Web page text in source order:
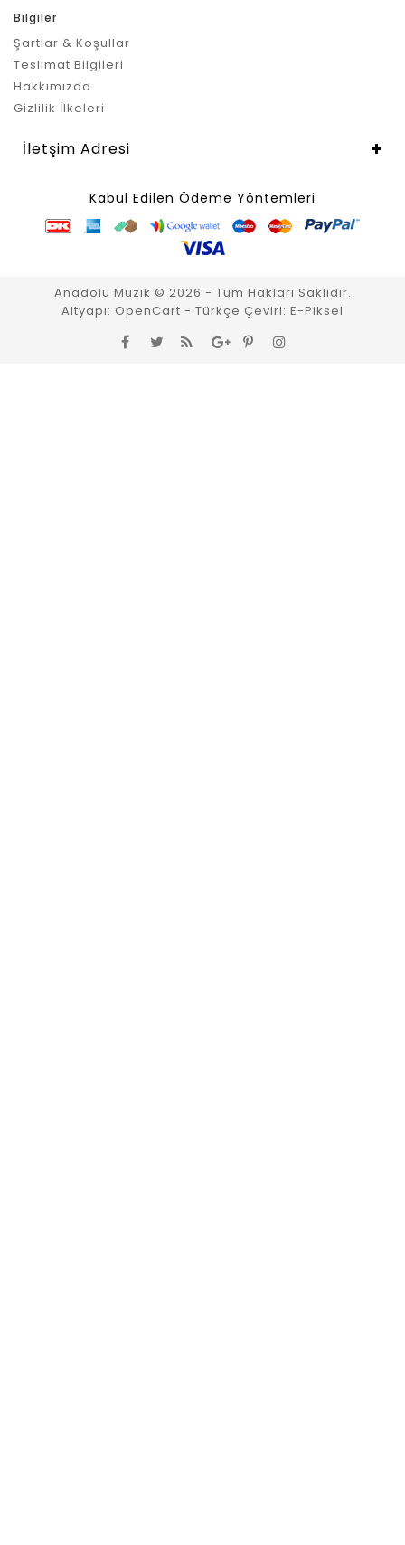
Bilgiler
Şartlar & Koşullar
Teslimat Bilgileri
Hakkımızda
Gizlilik İlkeleri
İletşim Adresi
Kabul Edilen Ödeme Yöntemleri
Anadolu Müzik © 2026 - Tüm Hakları Saklıdır.
Altyapı: OpenCart - Türkçe Çeviri: E-Piksel